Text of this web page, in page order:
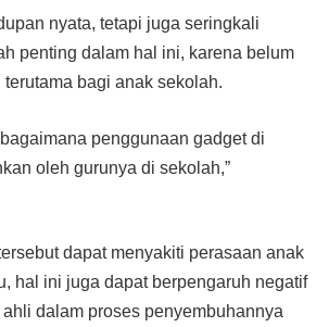
nyata, tetapi juga seringkali
penting dalam hal ini, karena belum
bagi anak sekolah.
penggunaan gadget di
oleh gurunya di sekolah,”
dapat menyakiti perasaan anak
hal ini juga dapat berpengaruh negatif
dalam proses penyembuhannya